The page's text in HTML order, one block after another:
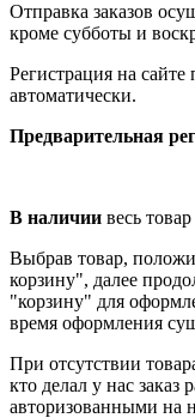
Отправка заказов
кроме субботы и
Регистрация на сайте
автоматически.
Предварительная
В наличии весь
Выбрав товар,
корзину", далее
"корзину" для
время оформления
При отсутствии
кто делал у нас заказ
авторизованными на